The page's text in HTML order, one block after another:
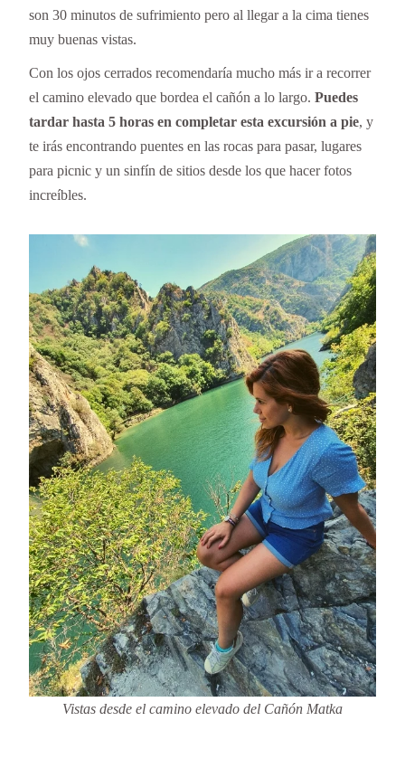
son 30 minutos de sufrimiento pero al llegar a la cima tienes
muy buenas vistas.
Con los ojos cerrados recomendaría mucho más ir a recorrer
el camino elevado que bordea el cañón a lo largo.Puedes
tardar hasta 5 horas en completar esta excursión a pie, y
te irás encontrando puentes en las rocas para pasar, lugares
para picnic y un sinfín de sitios desde los que hacer fotos
increíbles.
Vistas desde el camino elevado del Cañón Matka